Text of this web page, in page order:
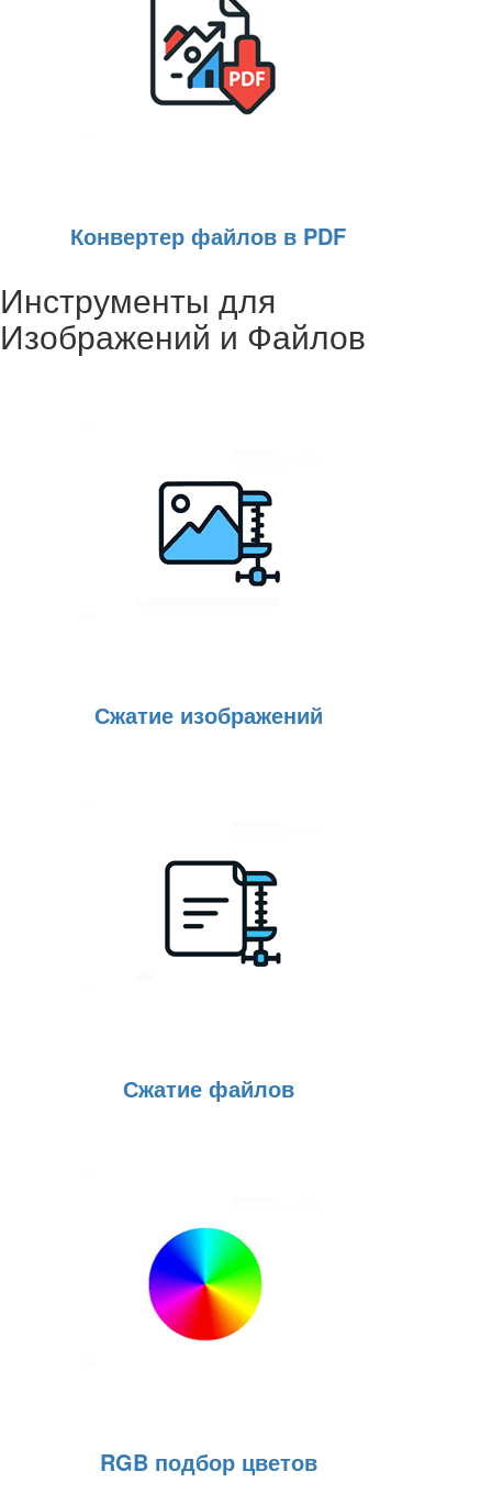
Конвертер файлов в PDF
Инструменты для
Изображений и Файлов
Сжатие изображений
Сжатие файлов
RGB подбор цветов